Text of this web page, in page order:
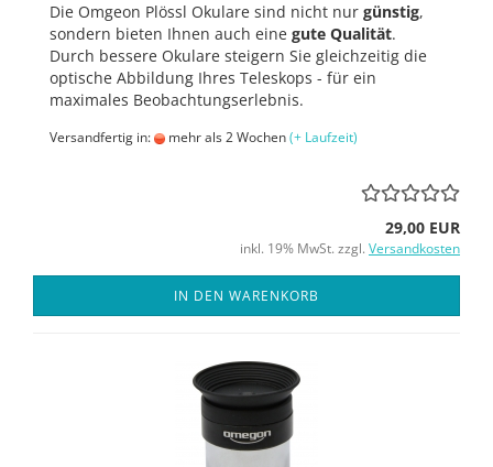
Die Omgeon Plössl Okulare sind nicht nur günstig,
sondern bieten Ihnen auch eine gute Qualität.
Durch bessere Okulare steigern Sie gleichzeitig die
optische Abbildung Ihres Teleskops - für ein
maximales Beobachtungserlebnis.
Versandfertig in: mehr als 2 Wochen(+ Laufzeit)
29,00 EUR
inkl. 19% MwSt. zzgl. Versandkosten
IN DEN WARENKORB